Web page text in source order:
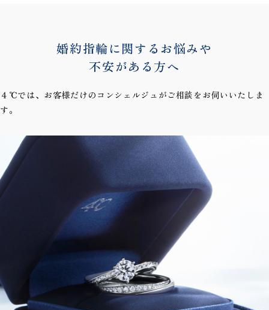
婚約指輪に関するお悩みや
不安がある方へ
４℃では、お客様だけのコンシェルジュがご相談をお伺いいたしま
す。